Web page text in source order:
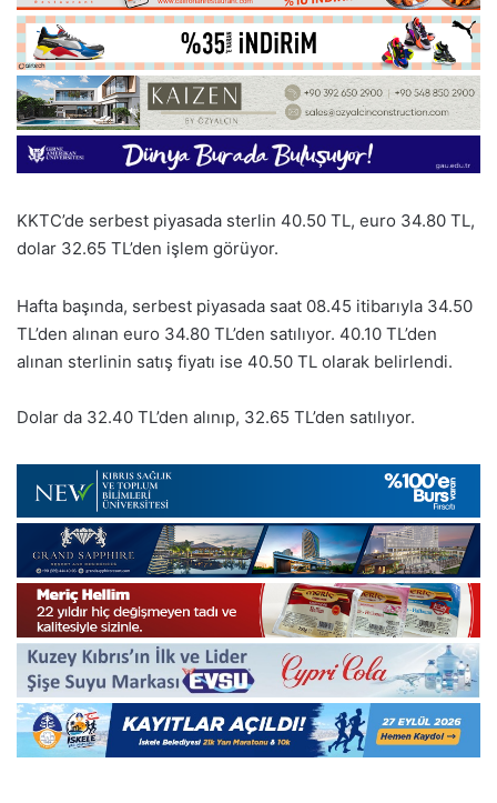
KKTC’de serbest piyasada sterlin 40.50 TL, euro 34.80 TL,
dolar 32.65 TL’den işlem görüyor.
Hafta başında, serbest piyasada saat 08.45 itibarıyla 34.50
TL’den alınan euro 34.80 TL’den satılıyor. 40.10 TL’den
alınan sterlinin satış fiyatı ise 40.50 TL olarak belirlendi.
Dolar da 32.40 TL’den alınıp, 32.65 TL’den satılıyor.